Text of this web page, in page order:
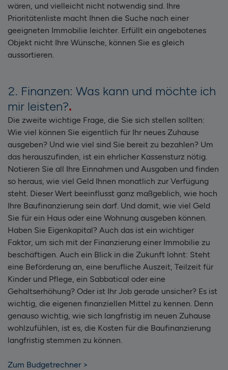
wären, und vielleicht nicht notwendig sind. Ihre
Prioritätenliste macht Ihnen die Suche nach einer
geeigneten Immobilie leichter. Erfüllt ein angebotenes
Objekt nicht Ihre Wünsche, können Sie es gleich
aussortieren.
2. Finanzen: Was kann und möchte ich
mir leisten?
Die zweite wichtige Frage, die Sie sich stellen sollten:
Wie viel können Sie eigentlich für Ihr neues Zuhause
ausgeben? Und wie viel sind Sie bereit zu bezahlen? Um
das herauszufinden, ist ein ehrlicher Kassensturz nötig.
Notieren Sie all Ihre Einnahmen und Ausgaben und finden
so heraus, wie viel Geld Ihnen monatlich zur Verfügung
steht. Dieser Wert beeinflusst ganz maßgeblich, wie hoch
Ihre Baufinanzierung sein darf. Und damit, wie viel Geld
Sie für ein Haus oder eine Wohnung ausgeben können.
Haben Sie Eigenkapital? Auch das ist ein wichtiger
Faktor, um sich mit der Finanzierung einer Immobilie zu
beschäftigen. Auch ein Blick in die Zukunft lohnt: Steht
eine Beförderung an, eine berufliche Auszeit, Teilzeit für
Kinder und Pflege, ein Sabbatical oder eine
Gehaltserhöhung? Oder ist Ihr Job gerade unsicher? Es ist
wichtig, die eigenen finanziellen Mittel zu kennen. Denn
genauso wichtig, wie sich langfristig im neuen Zuhause
wohlzufühlen, ist es, die Kosten für die Baufinanzierung
langfristig stemmen zu können.
Zum Budgetrechner >